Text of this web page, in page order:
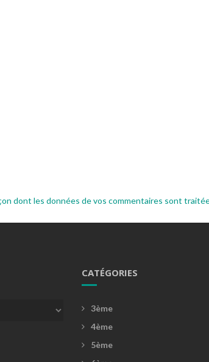
dont les données de vos commentaires sont
CATÉGORIES
3ème
4ème
5ème